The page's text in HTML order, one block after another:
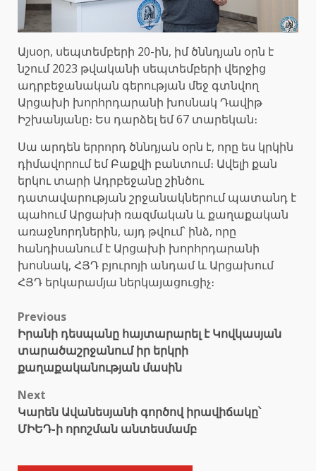
Այսօր, սեպտեմբերի 20-ին, իմ ծննդյան օրն է
նշում 2023 թվականի սեպտեմբերի վերջից
ադրբեջանական գերության մեջ գտնվող
Արցախի խորհրդարանի խոսնակ Դավիթ
Իշխանյանը։ Ես դարձել եմ 67 տարեկան։
Սա արդեն երրորդ ծննդյան օրն է, որը ես կրկին
դիմավորում եմ Բաքվի բանտում։ Ավելի քան
երկու տարի Ադրբեջանը շինծու
դատավարության շրջանակներում պատանդ է
պահում Արցախի ռազմական և քաղաքական
առաջնորդներին, այդ թվում՝ ինձ, որը
հանդիսանում է Արցախի խորհրդարանի
խոսնակ, ՀՅԴ բյուրոյի անդամ և Արցախում
ՀՅԴ երկարամյա ներկայացուցիչ։
Post
navigation
Previous
Իրանի դեսպանը հայտարարել է Կովկասյան
տարածաշրջանում իր երկրի
քաղաքականության մասին
Next
Կարեն Ավանեսյանի գործով իրավիճակը՝
ՄԻԵԴ-ի որոշման անտեսմամբ